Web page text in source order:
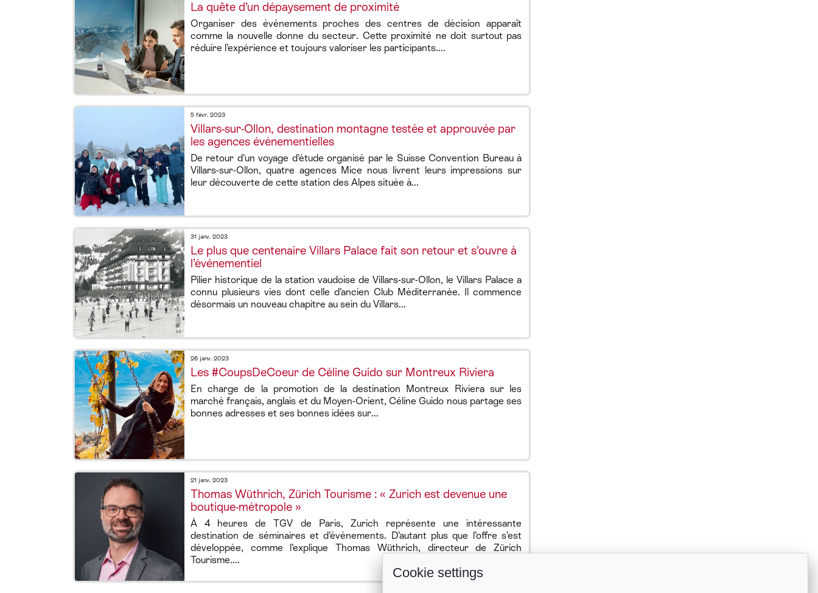
La quête d’un dépaysement de proximité
Organiser des événements proches des centres de décision apparaît
comme la nouvelle donne du secteur. Cette proximité ne doit surtout pas
réduire l’expérience et toujours valoriser les participants....
5 févr. 2023
Villars-sur-Ollon, destination montagne testée et approuvée par
les agences événementielles
De retour d’un voyage d’étude organisé par le Suisse Convention Bureau à
Villars-sur-Ollon, quatre agences Mice nous livrent leurs impressions sur
leur découverte de cette station des Alpes située à...
31 janv. 2023
Le plus que centenaire Villars Palace fait son retour et s’ouvre à
l’événementiel
Pilier historique de la station vaudoise de Villars-sur-Ollon, le Villars Palace a
connu plusieurs vies dont celle d’ancien Club Méditerranée. Il commence
désormais un nouveau chapitre au sein du Villars...
26 janv. 2023
Les #CoupsDeCoeur de Céline Guido sur Montreux Riviera
En charge de la promotion de la destination Montreux Riviera sur les
marché français, anglais et du Moyen-Orient, Céline Guido nous partage ses
bonnes adresses et ses bonnes idées sur...
21 janv. 2023
Thomas Wüthrich, Zürich Tourisme : « Zurich est devenue une
boutique-métropole »
À 4 heures de TGV de Paris, Zurich représente une intéressante
destination de séminaires et d’événements. D’autant plus que l’offre s’est
développée, comme l’explique Thomas Wüthrich, directeur de Zürich
Tourisme....
Cookie settings